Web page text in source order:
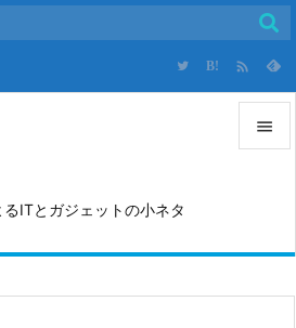
ITとガジェットの小ネタ

サイド
B! 